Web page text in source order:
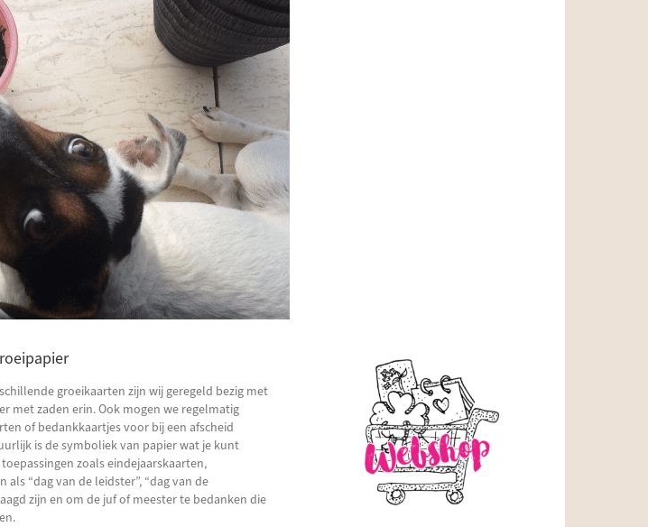
groeikaarten zijn wij geregeld bezig met
met zaden erin. Ook mogen we regelmatig
of bedankkaartjes voor bij een afscheid
is de symboliek van papier wat je kunt
zoals eindejaarskaarten,
“dag van de leidster”, “dag van de
zijn en om de juf of meester te bedanken die